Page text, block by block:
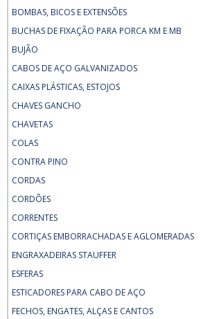
BOMBAS, BICOS E EXTENSÕES
BUCHAS DE FIXAÇÃO PARA PORCA KM E MB
BUJÃO
CABOS DE AÇO GALVANIZADOS
CAIXAS PLÁSTICAS, ESTOJOS
CHAVES GANCHO
CHAVETAS
COLAS
CONTRA PINO
CORDAS
CORDÕES
CORRENTES
CORTIÇAS EMBORRACHADAS E AGLOMERADAS
ENGRAXADEIRAS STAUFFER
ESFERAS
ESTICADORES PARA CABO DE AÇO
FECHOS, ENGATES, ALÇAS E CANTOS